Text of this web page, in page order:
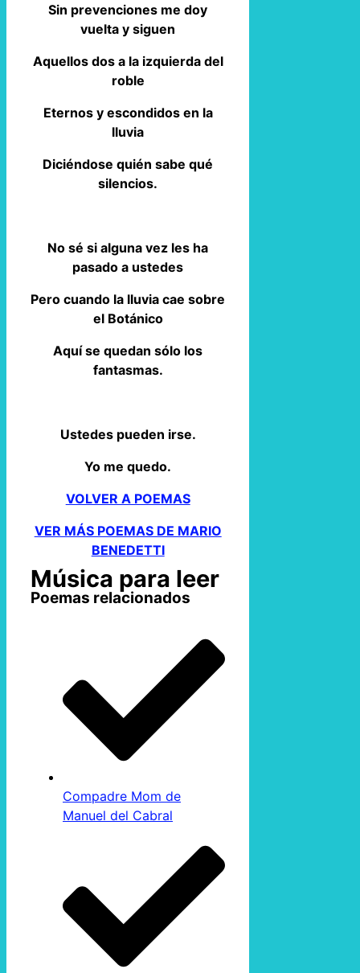
Sin prevenciones me doy
vuelta y siguen
Aquellos dos a la izquierda del
roble
Eternos y escondidos en la
lluvia
Diciéndose quién sabe qué
silencios.
No sé si alguna vez les ha
pasado a ustedes
Pero cuando la lluvia cae sobre
el Botánico
Aquí se quedan sólo los
fantasmas.
Ustedes pueden irse.
Yo me quedo.
VOLVER A POEMAS
VER MÁS POEMAS DE MARIO
BENEDETTI
Música para leer
Poemas relacionados
Compadre Mom de
Manuel del Cabral